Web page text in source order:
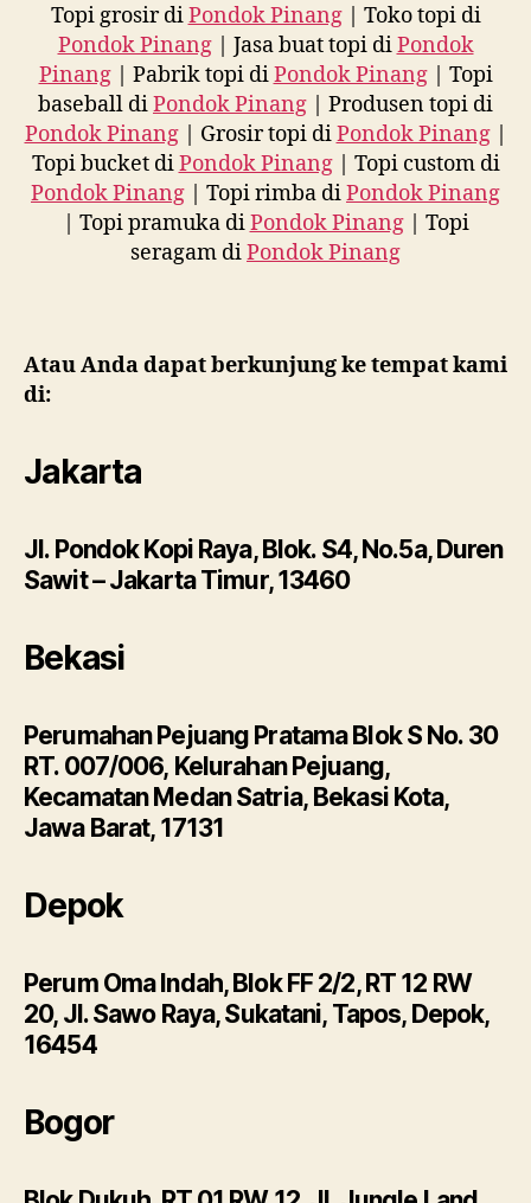
Topi grosir diPondok Pinang| Toko topi di
Pondok Pinang| Jasa buat topi diPondok
Pinang| Pabrik topi diPondok Pinang| Topi
baseball diPondok Pinang | Produsen topi di
Pondok Pinang| Grosir topi diPondok Pinang|
Topi bucket diPondok Pinang| Topi custom di
Pondok Pinang | Topi rimba diPondok Pinang
| Topi pramuka diPondok Pinang| Topi
seragam diPondok Pinang
Atau Anda dapat berkunjung ke tempat kami
di:
Jakarta
Jl. Pondok Kopi Raya, Blok. S4, No.5a, Duren
Sawit – Jakarta Timur, 13460
Bekasi
Perumahan Pejuang Pratama Blok S No. 30
RT. 007/006, Kelurahan Pejuang,
Kecamatan Medan Satria, Bekasi Kota,
Jawa Barat, 17131
Depok
Perum Oma Indah, Blok FF 2/2, RT 12 RW
20, Jl. Sawo Raya, Sukatani, Tapos, Depok,
16454
Bogor